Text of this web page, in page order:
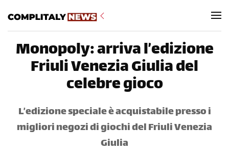
Monopoly: arriva l’edizione
Friuli Venezia Giulia del
celebre gioco
L’edizione speciale è acquistabile presso i
migliori negozi di giochi del Friuli Venezia
Giulia